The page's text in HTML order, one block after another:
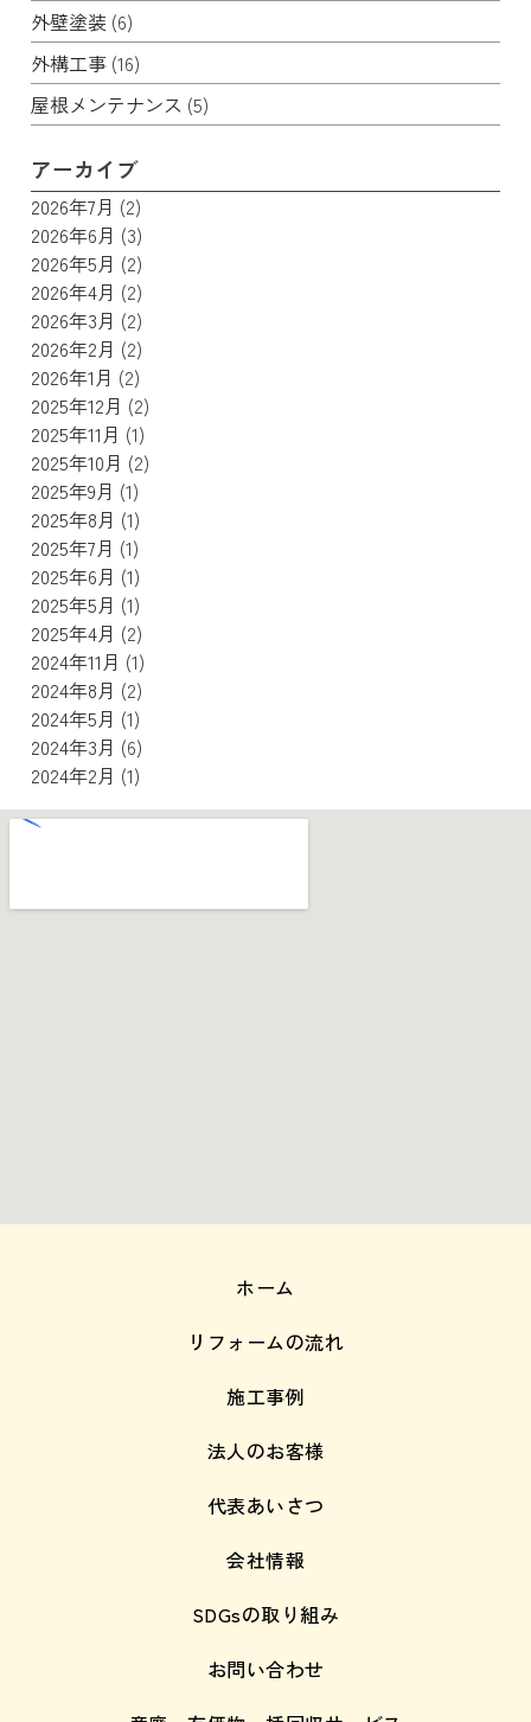
外壁塗装 (6)
外構工事 (16)
屋根メンテナンス (5)
アーカイブ
2026年7月 (2)
2026年6月 (3)
2026年5月 (2)
2026年4月 (2)
2026年3月 (2)
2026年2月 (2)
2026年1月 (2)
2025年12月 (2)
2025年11月 (1)
2025年10月 (2)
2025年9月 (1)
2025年8月 (1)
2025年7月 (1)
2025年6月 (1)
2025年5月 (1)
2025年4月 (2)
2024年11月 (1)
2024年8月 (2)
2024年5月 (1)
2024年3月 (6)
2024年2月 (1)
ホーム
リフォームの流れ
施工事例
法人のお客様
代表あいさつ
会社情報
SDGsの取り組み
お問い合わせ